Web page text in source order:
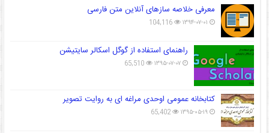
معرفی خلاصه سازهای آنلاین متن فارسی
۱۳۹۴-۰۷-۰۱ 104,116
راهنمای استفاده از گوگل اسکالر سایتیشن
۱۳۹۵-۰۷-۰۷ 65,510
کتابخانه عمومی اوحدی مراغه ای به روایت تصویر
۱۳۹۵-۰۵-۱۹ 65,402